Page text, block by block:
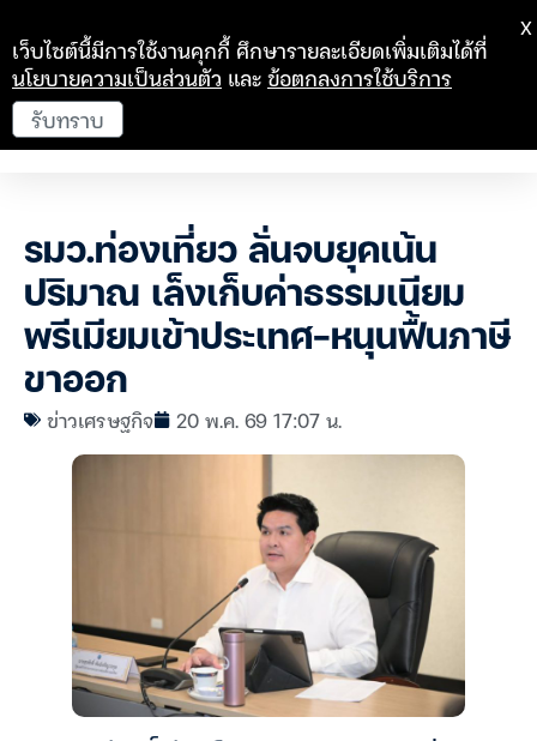
รมว.ท่องเที่ยว ลั่นจบยุคเน้น
ปริมาณ เล็งเก็บค่าธรรมเนียม
พรีเมียมเข้าประเทศ-หนุนฟื้นภาษี
ขาออก
ข่าวเศรษฐกิจ 20 พ.ค. 69 17:07 น.
เว็บไซต์นี้มีการใช้งานคุกกี้ ศึกษารายละเอียดเพิ่มเติมได้ที่
นโยบายความเป็นส่วนตัว และข้อตกลงการใช้บริการ
รับทราบ
X